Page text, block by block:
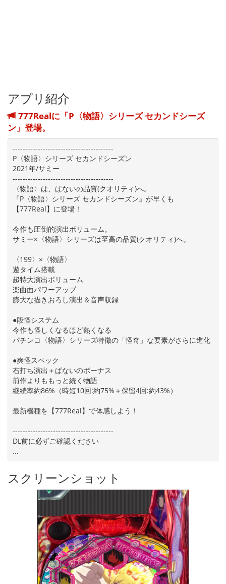
アプリ紹介
777Realに「P〈物語〉シリーズ セカンドシーズ
ン」登場。
----------------------------------------
P〈物語〉シリーズ セカンドシーズン
2021年/サミー
----------------------------------------
〈物語〉は、ぱないの品質(クオリティ)へ。
『P〈物語〉シリーズ セカンドシーズン』が早くも
【777Real】に登場！
今作も圧倒的演出ボリューム。
サミー×〈物語〉シリーズは至高の品質(クオリティ)へ。
〈199〉×〈物語〉
遊タイム搭載
超特大演出ボリューム
楽曲面パワーアップ
膨大な描きおろし演出＆音声収録
●段怪システム
今作も怪しくなるほど熱くなる
パチンコ〈物語〉シリーズ特徴の「怪奇」な要素がさらに進化
●爽怪スペック
右打ち演出＋ぱないのボーナス
前作よりももっと続く物語
継続率約86%（時短10回:約75%＋保留4回:約43%）
最新機種を【777Real】で体感しよう！
----------------------------------------
DL前に必ずご確認ください
...
スクリーンショット